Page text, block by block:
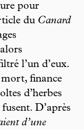
pour
du Canard
l’un d’eux.
finance
d’herbes
D’après
d’une